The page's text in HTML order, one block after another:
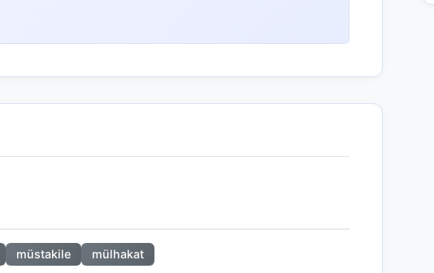
müstakile mülhakat